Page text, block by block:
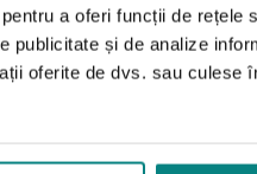
a oferi funcții de rețele
publicitate și de analize
oferite de dvs. sau culese
tot